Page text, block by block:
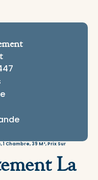
Chambre, 39 M², Prix Sur
La